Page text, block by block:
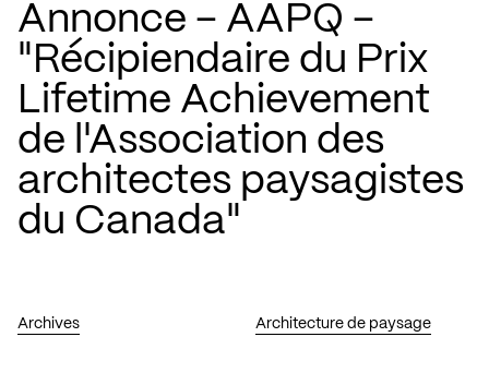
Annonce – AAPQ –
"Récipiendaire du Prix
Lifetime Achievement
de l'Association des
architectes paysagistes
du Canada"
Archives Architecture de paysage